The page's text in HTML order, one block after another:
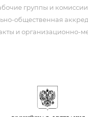
группы и
общественная
и организационно-